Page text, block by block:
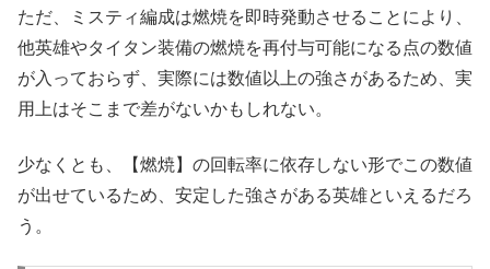
ただ、ミスティ編成は燃焼を即時発動させることにより、
他英雄やタイタン装備の燃焼を再付与可能になる点の数値
が入っておらず、実際には数値以上の強さがあるため、実
用上はそこまで差がないかもしれない。
少なくとも、【燃焼】の回転率に依存しない形でこの数値
が出せているため、安定した強さがある英雄といえるだろ
う。